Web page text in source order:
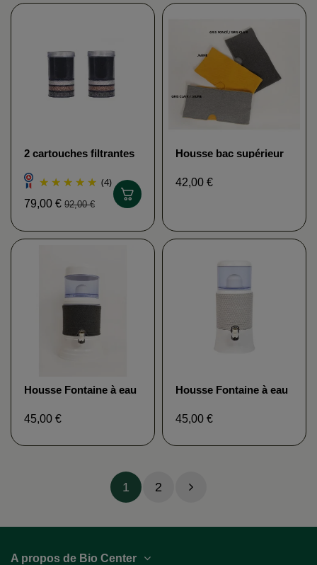
2 cartouches filtrantes
(4)
79,00 €92,00 €
Housse bac supérieur
42,00 €
Housse Fontaine à eau
foncé
45,00 €
Housse Fontaine à eau
45,00 €
1 2
A propos de Bio Center